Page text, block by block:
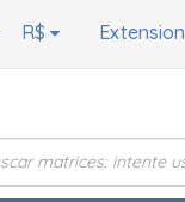
Extension
R$